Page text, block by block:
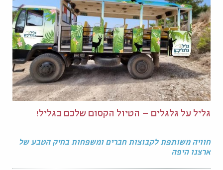
גליל על גלגלים – הטיול הקסום שלכם בגליל!
חוויה משותפת לקבוצות חברים ומשפחות בחיק הטבע של
ארצנו היפה